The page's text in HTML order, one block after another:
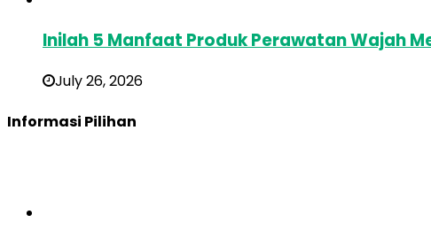
Inilah 5 Manfaat Produk Perawatan Wajah
July 26, 2026
Informasi Pilihan